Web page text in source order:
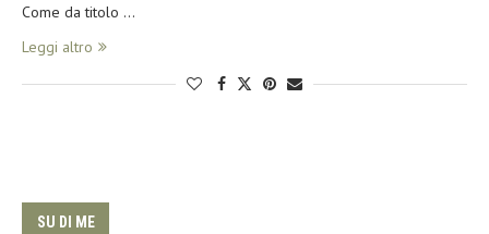
Come da titolo …
Leggi altro
SU DI ME